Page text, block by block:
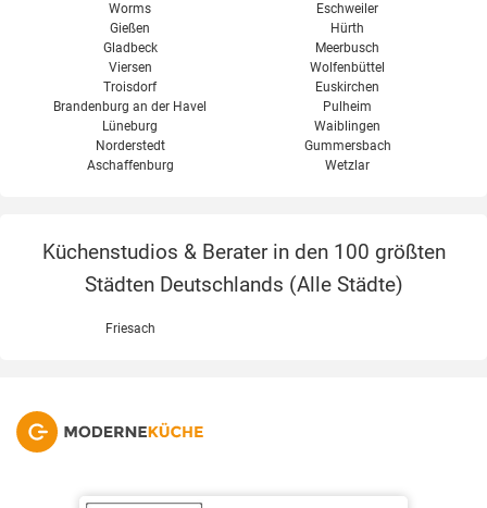
Worms
Gießen
Gladbeck
Viersen
Troisdorf
Brandenburg an der Havel
Lüneburg
Norderstedt
Aschaffenburg
Eschweiler
Hürth
Meerbusch
Wolfenbüttel
Euskirchen
Pulheim
Waiblingen
Gummersbach
Wetzlar
Küchenstudios & Berater in den 100 größten
Städten Deutschlands (Alle Städte)
Friesach